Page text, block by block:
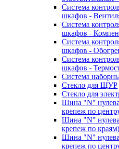
Система
шкафов -
Система
шкафов -
Система
шкафов -
Система
шкафов -
Система
Стекло для ЩУР
Стекло для
Шина "N"
крепеж по
Шина "N"
крепеж по краям)
Шина "N"
крепеж по